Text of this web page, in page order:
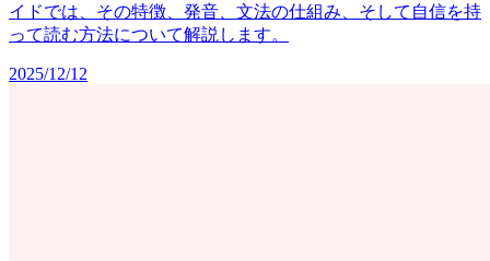
イドでは、その特徴、発音、文法の仕組み、そして自信を持
って読む方法について解説します。
2025/12/12